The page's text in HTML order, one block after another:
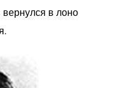
вернулся в лоно